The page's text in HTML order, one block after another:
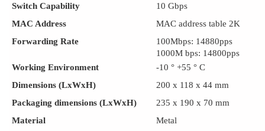
Switch Capability
10 Gbps
MAC Address
MAC address table 2K
Forwarding Rate
100Mbps: 14880pps
1000M bps: 14800pps
Working Environment
-10 ° +55 ° C
Dimensions (LxWxH)
200 x 118 x 44 mm
Packaging dimensions (LxWxH)
235 x 190 x 70 mm
Material
Metal